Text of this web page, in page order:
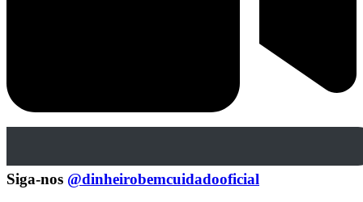
Siga-nos @dinheirobemcuidadooficial